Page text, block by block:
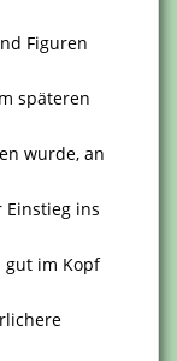
Figuren
späteren
wurde, an
ins
gut im Kopf